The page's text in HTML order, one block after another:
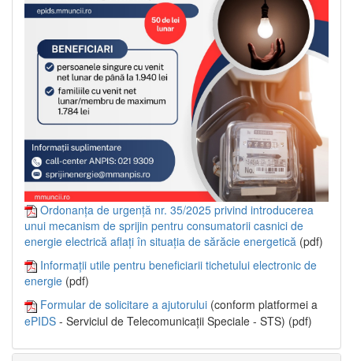
Ordonanța de urgență nr. 35/2025 privind introducerea
unui mecanism de sprijin pentru consumatorii casnici de
energie electrică aflați în situația de sărăcie energetică (pdf)
Informații utile pentru beneficiarii tichetului electronic de
energie (pdf)
Formular de solicitare a ajutorului (conform platformei a
ePIDS - Serviciul de Telecomunicații Speciale - STS) (pdf)